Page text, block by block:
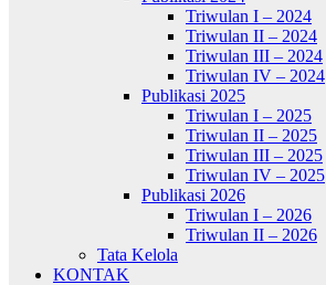
Triwulan I – 2024
Triwulan II – 2024
Triwulan III – 2024
Triwulan IV – 2024
Publikasi 2025
Triwulan I – 2025
Triwulan II – 2025
Triwulan III – 2025
Triwulan IV – 2025
Publikasi 2026
Triwulan I – 2026
Triwulan II – 2026
Tata Kelola
KONTAK